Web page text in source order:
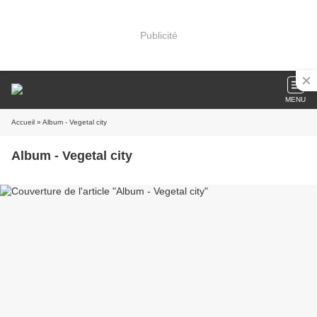
Publicité
MENU
Accueil » Album - Vegetal city
Album - Vegetal city